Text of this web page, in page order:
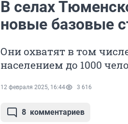
В селах
новые базовые
Они охватят в том
населением до 1000
12 февраля 2025, 16:44 3 616
8 комментариев